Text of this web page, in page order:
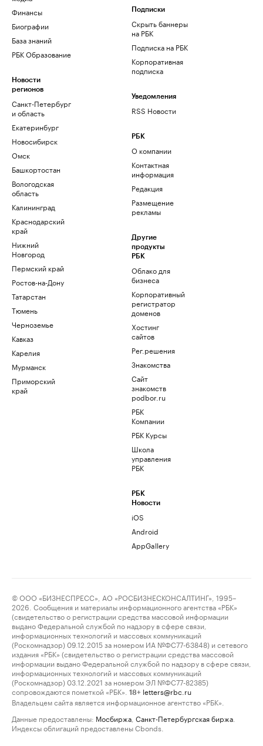
Финансы
Биографии
База знаний
РБК Образование
Новости
регионов
Санкт-Петербург
и область
Екатеринбург
Новосибирск
Омск
Башкортостан
Вологодская
область
Калининград
Краснодарский
край
Нижний
Новгород
Пермский край
Ростов-на-Дону
Татарстан
Тюмень
Черноземье
Кавказ
Карелия
Мурманск
Приморский
край
Подписки
Скрыть баннеры
на РБК
Подписка на РБК
Корпоративная
подписка
Уведомления
RSS Новости
РБК
О компании
Контактная
информация
Редакция
Размещение
рекламы
Другие
продукты
РБК
Облако для
бизнеса
Корпоративный
регистратор
доменов
Хостинг
сайтов
Рег.решения
Знакомства
Сайт
знакомств
podbor.ru
РБК
Компании
РБК Курсы
Школа
управления
РБК
РБК
Новости
iOS
Android
AppGallery
© ООО «БИЗНЕСПРЕСС», АО «РОСБИЗНЕСКОНСАЛТИНГ», 1995–
2026. Сообщения и материалы информационного агентства «РБК»
(свидетельство о регистрации средства массовой информации
выдано Федеральной службой по надзору в сфере связи,
информационных технологий и массовых коммуникаций
(Роскомнадзор) 09.12.2015 за номером ИА №ФС77-63848) и сетевого
издания «РБК» (свидетельство о регистрации средства массовой
информации выдано Федеральной службой по надзору в сфере связи,
информационных технологий и массовых коммуникаций
(Роскомнадзор) 03.12.2021 за номером ЭЛ №ФС77-82385)
сопровождаются пометкой «РБК».
18+ letters@rbc.ru
Владельцем сайта является информационное агентство «РБК».
Данные предоставлены: Мосбиржа Санкт-Петербургская биржа
Индексы облигаций предоставлены Cbonds.